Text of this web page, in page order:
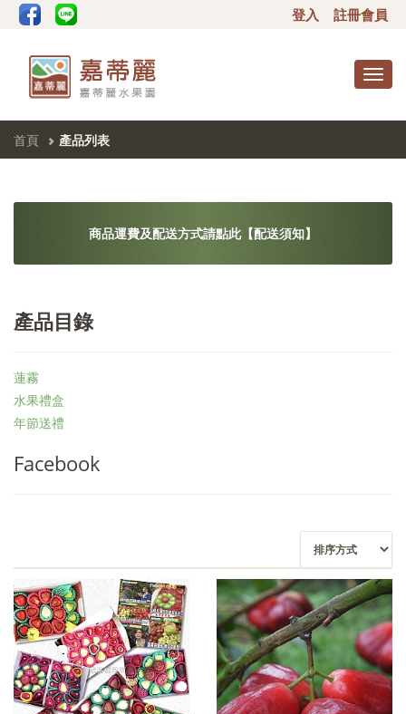
登入 註冊會員
首頁 產品列表
商品運費及配送方式請點此【配送須知】
產品目錄
蓮霧
水果禮盒
年節送禮
Facebook